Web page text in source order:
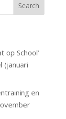
Search
op School’
(januari
en